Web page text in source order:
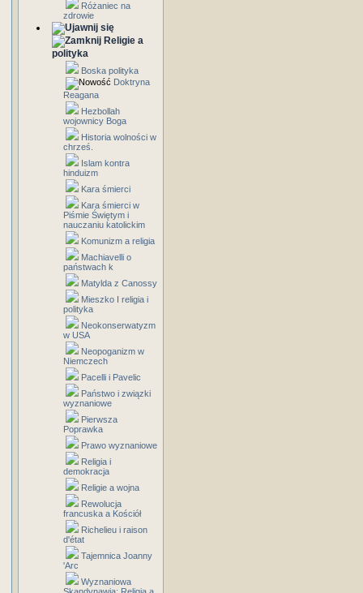
Różaniec na
zdrowie
Religie a
polityka
Boska polityka
Doktryna
Reagana
Hezbollah
wojownicy Boga
Historia wolności w
chrześ.
Islam kontra
hinduizm
Kara śmierci
Kara śmierci w
Piśmie Świętym i
nauczaniu katolickim
Komunizm a religia
Machiavelli o
państwach k
Matylda z Canossy
Mieszko I religia i
polityka
Neokonserwatyzm
w USA
Neopoganizm w
Niemczech
Pacelli i Pavelic
Państwo i związki
wyznaniowe
Pierwsza
Poprawka
Prawo wyznaniowe
Religia i
demokracja
Religie a wojna
Rewolucja
francuska a Kościół
Richelieu i raison
d'état
Tajemnica Joanny
'Arc
Wyznaniowa